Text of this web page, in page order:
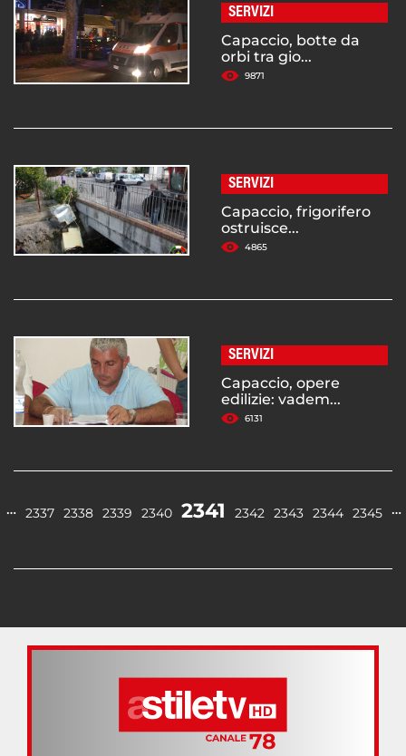
SERVIZI
Capaccio, botte da
orbi tra gio...
9871
SERVIZI
Capaccio, frigorifero
ostruisce...
4865
SERVIZI
Capaccio, opere
edilizie: vadem...
6131
… 2337 2338 2339 2340 2341 2342 2343 2344 2345 …